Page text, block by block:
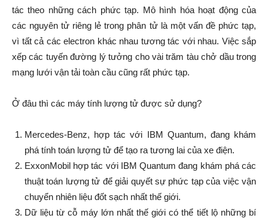
tác theo những cách phức tạp. Mô hình hóa hoạt động của
các nguyên tử riêng lẻ trong phân tử là một vấn đề phức tạp,
vì tất cả các electron khác nhau tương tác với nhau. Việc sắp
xếp các tuyến đường lý tưởng cho vài trăm tàu chở dầu trong
mạng lưới vận tải toàn cầu cũng rất phức tạp.
Ở đâu thì các máy tính lượng tử được sử dụng?
Mercedes-Benz, hợp tác với IBM Quantum, đang khám
phá tính toán lượng tử để tạo ra tương lai của xe điện.
ExxonMobil hợp tác với IBM Quantum đang khám phá các
thuật toán lượng tử để giải quyết sự phức tạp của việc vận
chuyển nhiên liệu đốt sạch nhất thế giới.
Dữ liệu từ cỗ máy lớn nhất thế giới có thể tiết lộ những bí